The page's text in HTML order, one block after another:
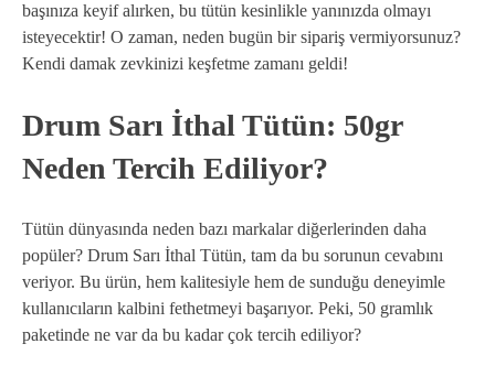
başınıza keyif alırken, bu tütün kesinlikle yanınızda olmayı
isteyecektir! O zaman, neden bugün bir sipariş vermiyorsunuz?
Kendi damak zevkinizi keşfetme zamanı geldi!
Drum Sarı İthal Tütün: 50gr
Neden Tercih Ediliyor?
Tütün dünyasında neden bazı markalar diğerlerinden daha
popüler? Drum Sarı İthal Tütün, tam da bu sorunun cevabını
veriyor. Bu ürün, hem kalitesiyle hem de sunduğu deneyimle
kullanıcıların kalbini fethetmeyi başarıyor. Peki, 50 gramlık
paketinde ne var da bu kadar çok tercih ediliyor?